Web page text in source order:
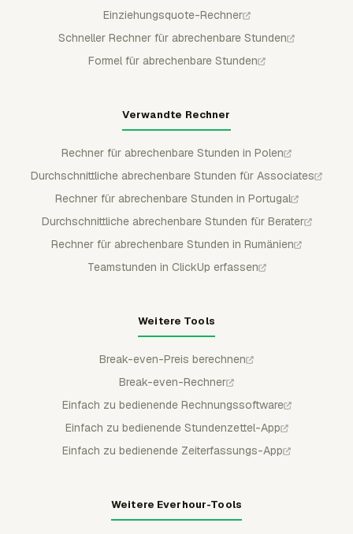
Einziehungsquote-Rechner
Schneller Rechner für abrechenbare Stunden
Formel für abrechenbare Stunden
Verwandte Rechner
Rechner für abrechenbare Stunden in Polen
Durchschnittliche abrechenbare Stunden für Associates
Rechner für abrechenbare Stunden in Portugal
Durchschnittliche abrechenbare Stunden für Berater
Rechner für abrechenbare Stunden in Rumänien
Teamstunden in ClickUp erfassen
Weitere Tools
Break-even-Preis berechnen
Break-even-Rechner
Einfach zu bedienende Rechnungssoftware
Einfach zu bedienende Stundenzettel-App
Einfach zu bedienende Zeiterfassungs-App
Weitere Everhour-Tools